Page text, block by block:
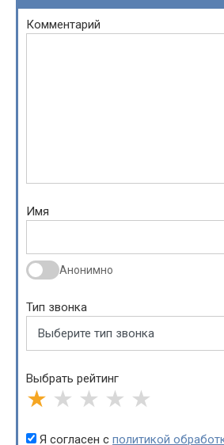
Комментарий
Имя
Анонимно
Тип звонка
Выбрать рейтинг
★ ★ ★ ★ ★
Я согласен с политикой